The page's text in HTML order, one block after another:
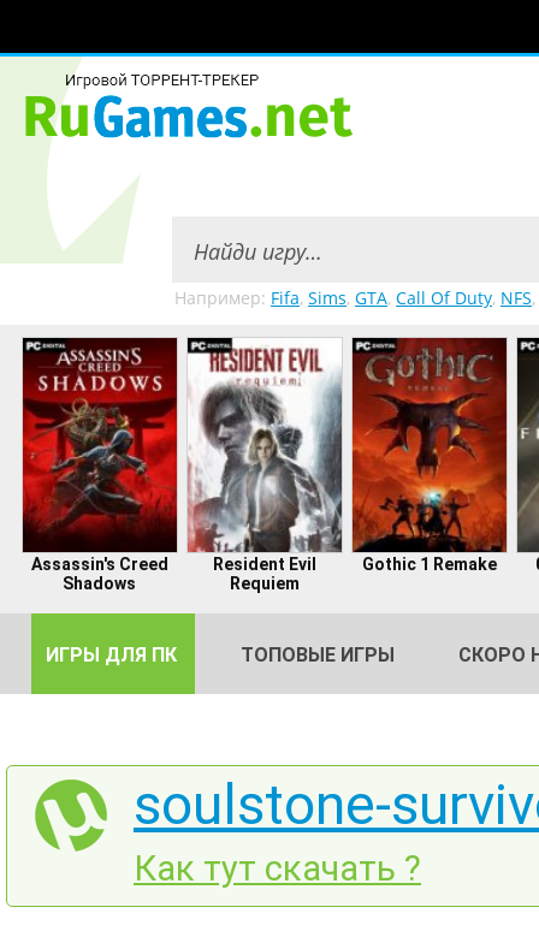
Например: Fifa, Sims, GTA, Call Of Duty, NFS,
Assassin's Creed
Shadows
Resident Evil
Requiem
Gothic 1 Remake
ИГРЫ ДЛЯ ПК ТОПОВЫЕ ИГРЫ СКОРО
soulstone-
Как тут скачать ?